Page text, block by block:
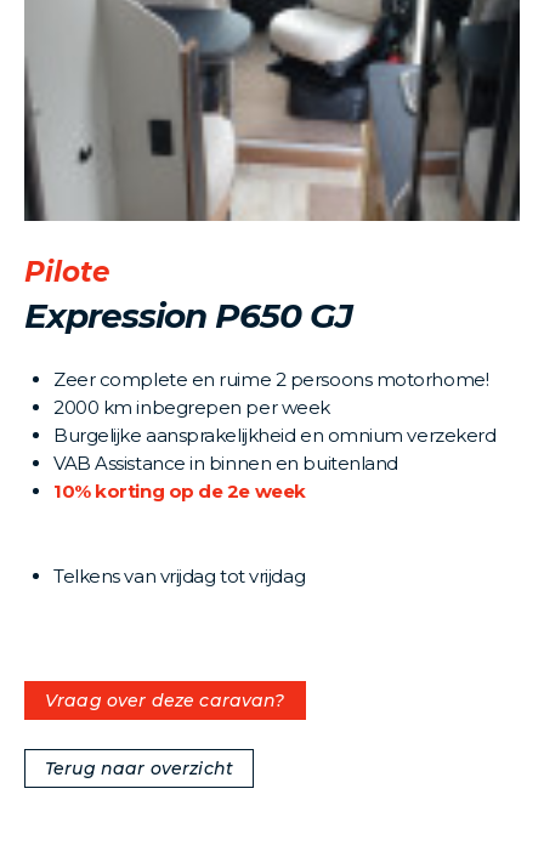
Pilote
Expression P650 GJ
Zeer complete en ruime 2 persoons motorhome!
2000 km inbegrepen per week
Burgelijke aansprakelijkheid en omnium verzekerd
VAB Assistance in binnen en buitenland
10% korting op de 2e week
Telkens van vrijdag tot vrijdag
Vraag over deze caravan?
Terug naar overzicht